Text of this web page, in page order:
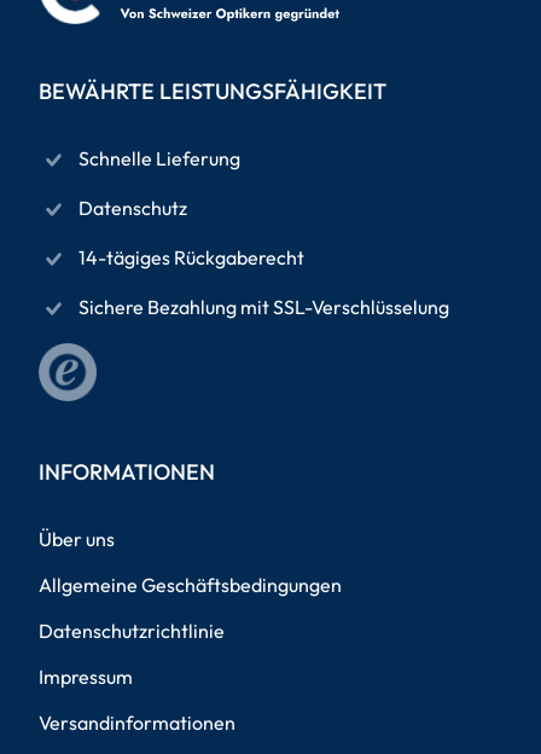
BEWÄHRTE LEISTUNGSFÄHIGKEIT
Schnelle Lieferung
Datenschutz
14-tägiges Rückgaberecht
Sichere Bezahlung mit SSL-Verschlüsselung
INFORMATIONEN
Über uns
Allgemeine Geschäftsbedingungen
Datenschutzrichtlinie
Impressum
Versandinformationen